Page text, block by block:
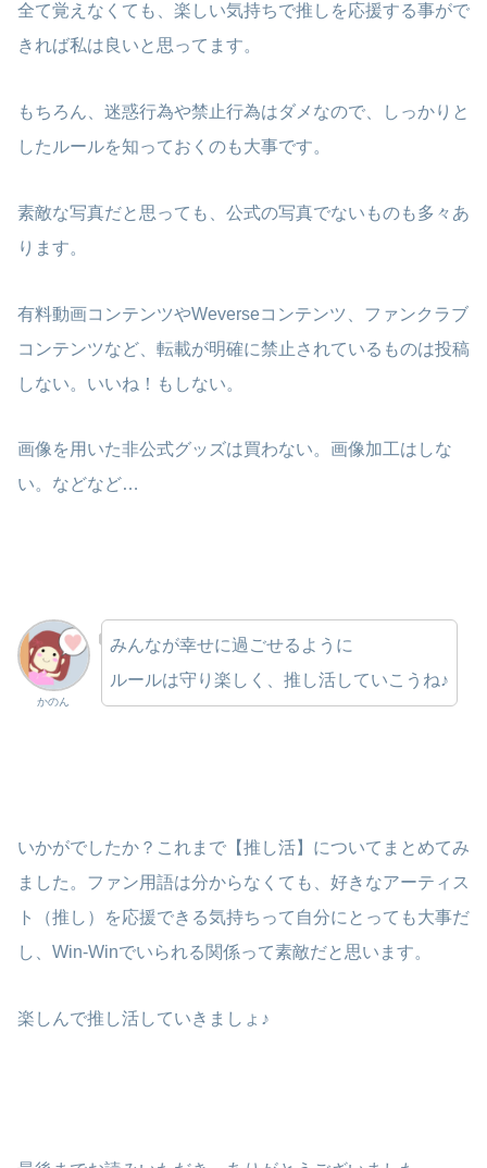
全て覚えなくても、楽しい気持ちで推しを応援する事がで
きれば私は良いと思ってます。
もちろん、迷惑行為や禁止行為はダメなので、しっかりと
したルールを知っておくのも大事です。
素敵な写真だと思っても、公式の写真でないものも多々あ
ります。
有料動画コンテンツやWeverseコンテンツ、ファンクラブ
コンテンツなど、転載が明確に禁止されているものは投稿
しない。いいね！もしない。
画像を用いた非公式グッズは買わない。画像加工はしな
い。などなど…
かのん
みんなが幸せに過ごせるように
ルールは守り楽しく、推し活していこうね♪
いかがでしたか？これまで【推し活】についてまとめてみ
ました。ファン用語は分からなくても、好きなアーティス
ト（推し）を応援できる気持ちって自分にとっても大事だ
し、Win-Winでいられる関係って素敵だと思います。
楽しんで推し活していきましょ♪